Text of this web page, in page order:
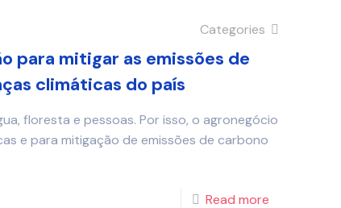
Categories
para mitigar as emissões de
climáticas do país
floresta e pessoas. Por isso, o agronegócio
e para mitigação de emissões de carbono
Read more